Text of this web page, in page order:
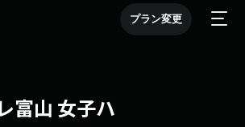
プラン変更
富山 女子ハ